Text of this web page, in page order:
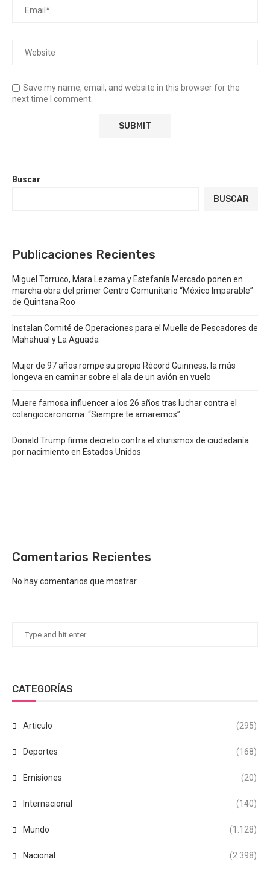
Save my name, email, and website in this browser for the
next time I comment.
Buscar
BUSCAR
Publicaciones Recientes
Miguel Torruco, Mara Lezama y Estefanía Mercado ponen en
marcha obra del primer Centro Comunitario “México Imparable”
de Quintana Roo
Instalan Comité de Operaciones para el Muelle de Pescadores de
Mahahual y La Aguada
Mujer de 97 años rompe su propio Récord Guinness; la más
longeva en caminar sobre el ala de un avión en vuelo
Muere famosa influencer a los 26 años tras luchar contra el
colangiocarcinoma: “Siempre te amaremos”
Donald Trump firma decreto contra el «turismo» de ciudadanía
por nacimiento en Estados Unidos
Comentarios Recientes
No hay comentarios que mostrar.
CATEGORÍAS
Articulo (295)
Deportes (168)
Emisiones (20)
Internacional (140)
Mundo (1.128)
Nacional (2.398)